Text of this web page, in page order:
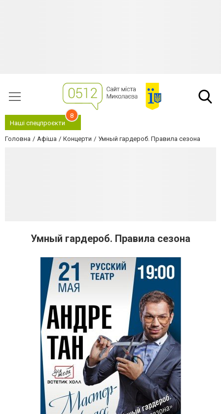
Наші спецпроєкти
8
Головна Афіша Концерти Умный гардероб. Правила сезона
Умный гардероб. Правила сезона